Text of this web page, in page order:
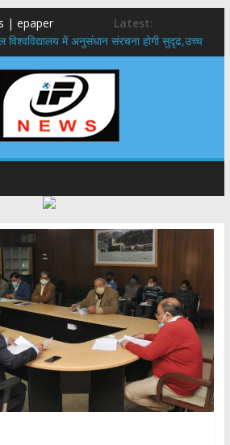
| epaper
Latest:
में अनुसंधान संरचना होगी सुदृढ,उच्च
केन्द्रीय शिक्षा मंत्री से की मुलाकात
धामी ने उत्कृष्ट बुनकरों और हस्तशिल्प
को 60% तक सब्सिडी, गंगा एक्सप्रेसवे का
तक निकली BJYM की भव्य कांवड़ यात्रा; तेजस्वी
के कल्याण की कामना
मुख्य सचिव मानसून-एसईओसी से मुख्य सचिव ने
को शीघ्र खोला जाए, लोगों को न हो दिक्कत